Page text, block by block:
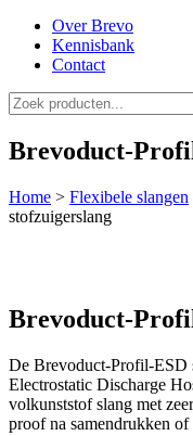
Over Brevo
Kennisbank
Contact
Brevoduct-
Home > Flexibele slangen
stofzuigerslang
Brevoduct-
De Brevoduct-Profil-ESD
Electrostatic Discharge
volkunststof slang met
proof na samendrukken